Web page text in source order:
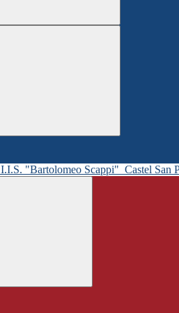
I.I.S. "Bartolomeo Scappi" Castel San